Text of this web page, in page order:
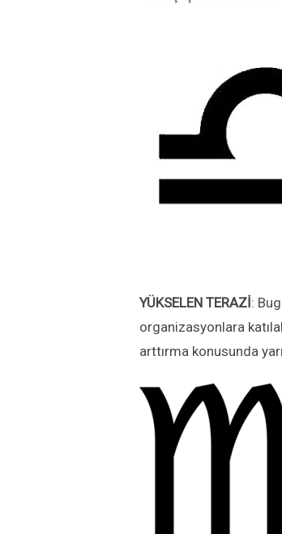
YÜKSELEN TERAZİ:
organizasyonlara
arttırma konusunda